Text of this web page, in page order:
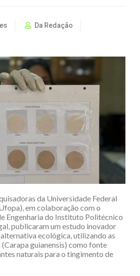
Da Redação
da Universidade Federal
em colaboração com o
Engenharia do Instituto Politécnico
publicaram um estudo inovador
ecológica, utilizando as
guianensis) como fonte
naturais para o tingimento de